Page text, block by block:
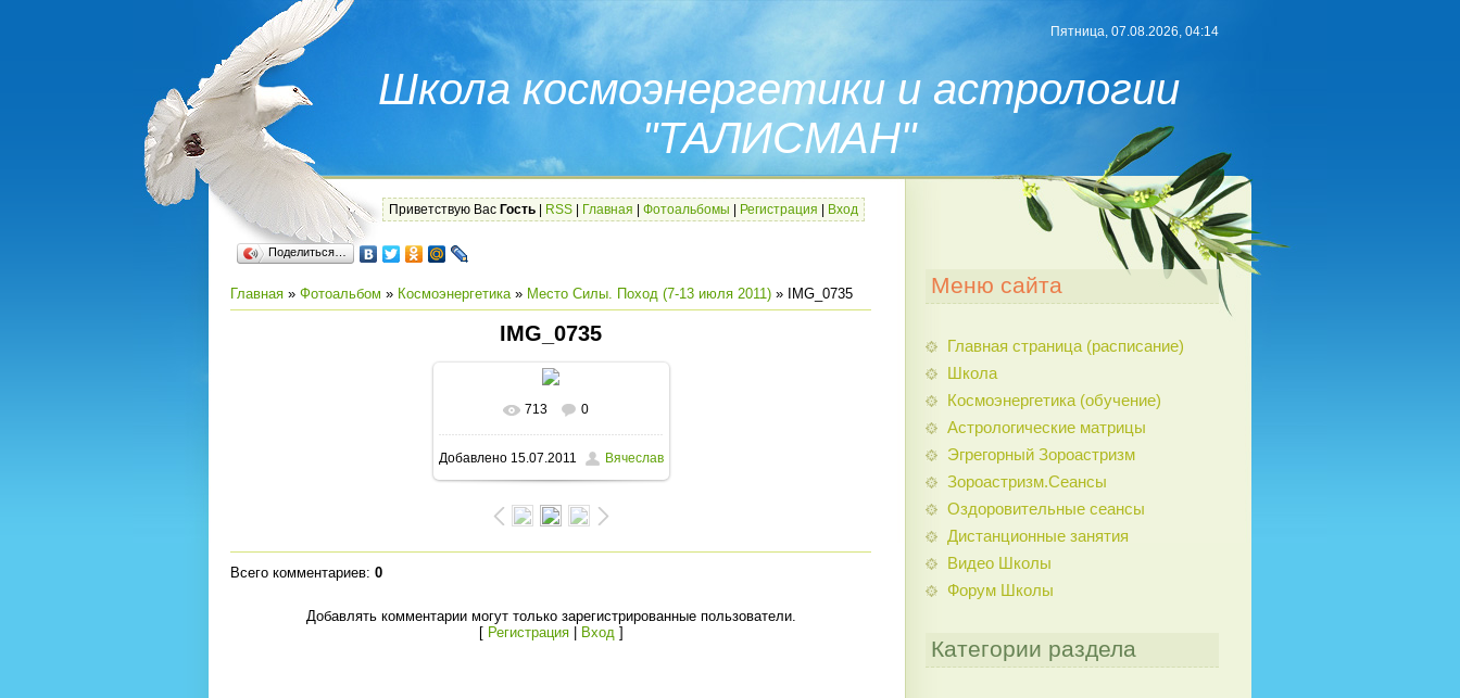
Школа космоэнергетики и астрологии
"ТАЛИСМАН"
Пятница, 07.08.2026, 04:14
Приветствую Вас Гость RSS Главная Фотоальбомы Регистрация Вход
Поделиться…
Главная » Фотоальбом » Космоэнергетика» Место Силы. Поход (7-13 июля 2011) » IMG_0735
IMG_0735
713 0
Добавлено15.07.2011 Вячеслав
Всего комментариев: 0
Добавлять комментарии могут только зарегистрированные пользователи.
[ Регистрация| Вход]
Меню сайта
Главная страница (расписание)
Школа
Космоэнергетика (обучение)
Астрологические матрицы
Эгрегорный Зороастризм
Зороастризм.Сеансы
Оздоровительные сеансы
Дистанционные занятия
Видео Школы
Форум Школы
Категории раздела